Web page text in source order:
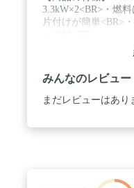
3.3kW×2<BR>・燃
片付けが簡単<BR>
みんなのレビュー
まだレビューはあり